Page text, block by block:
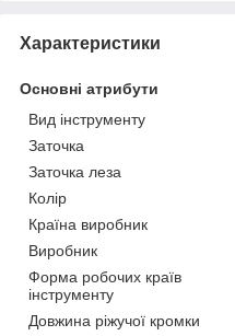
Характеристики
Основні атрибути
Вид інструменту
Заточка
Заточка леза
Колір
Країна виробник
Виробник
Форма робочих країв
інструменту
Довжина ріжучої кромки